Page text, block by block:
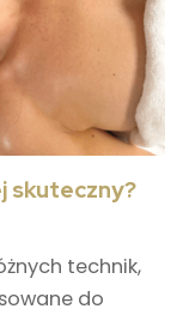
skuteczny?
technik,
do